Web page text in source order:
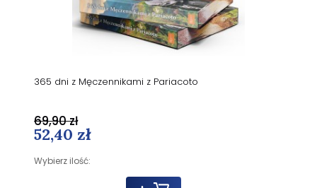
365 dni z Męczennikami z Pariacoto
52,40 zł
Wybierz ilość:
69,90 zł